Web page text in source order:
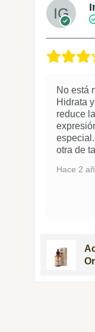
No está
Hidrata
reduce
otra de
Hace 2